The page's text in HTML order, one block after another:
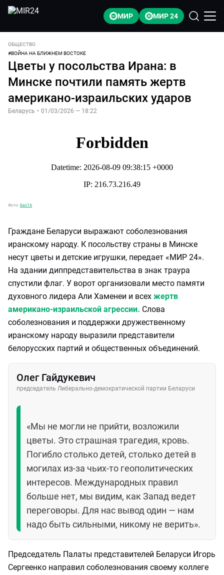
МИР МИР 24
ОБЩЕСТВО
#ВОЙНА НА БЛИЖНЕМ ВОСТОКЕ
Цветы у посольства Ирана: в
Минске почтили память жертв
американо-израильских ударов
Беларусь • 01/03/2026 — 18:22
Фото: БелТА
Граждане Беларуси выражают соболезнования
иранскому народу. К посольству страны в Минске
несут цветы и детские игрушки, передает «МИР 24».
На здании диппредставительства в знак траура
спустили флаг. У ворот организовали место памяти
духовного лидера Али Хаменеи и всех жертв
американо-израильской агрессии. Слова
соболезнования и поддержки дружественному
иранскому народу выразили представители
белорусских партий и общественных объединений.
Олег Гайдукевич
председатель Либерально-демократической партии Беларуси
«Мы не могли не прийти, возложили
цветы. Это страшная трагедия, кровь.
Погибло столько детей, столько детей в
могилах из-за чьих-то геополитических
интересов. Международных правил
больше нет, мы видим, как Запад ведет
переговоры. Для нас вывод один — нам
надо быть сильными, никому не верить».
Председатель Палаты представителей Беларуси Игорь
Сергеенко направил соболезнования своему коллеге